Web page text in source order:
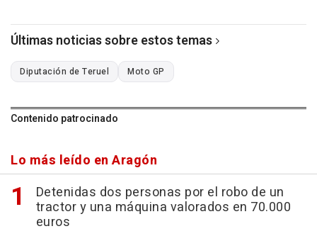
Últimas noticias sobre estos temas
Diputación de Teruel Moto GP
Contenido patrocinado
Lo más leído en Aragón
Detenidas dos personas por el robo de un
tractor y una máquina valorados en 70.000
euros